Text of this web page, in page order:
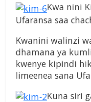
Kwa nini
Ufaransa saa
Kwanini walinzi
dhamana ya
kwenye kipindi
limeenea sana
Kuna siri